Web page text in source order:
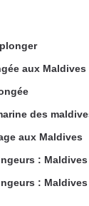
aux Maldives
des
aux Maldives
:
: